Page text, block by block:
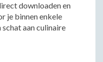
downloaden en
je binnen enkele
aan culinaire